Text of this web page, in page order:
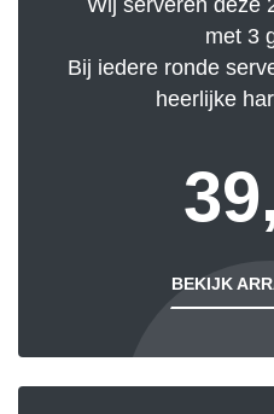
Wij serveren deze
met 3
Bij iedere ronde
heerlijke
BEKIJK